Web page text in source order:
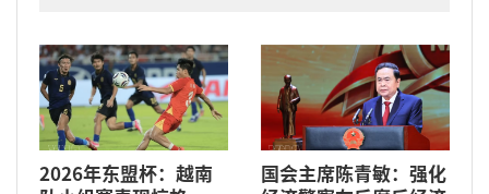
2026年东盟杯：越南
国会主席陈青敏：强化